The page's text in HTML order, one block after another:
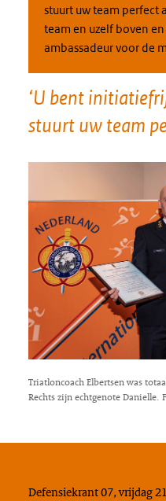
stuurt uw team perfect
team en uzelf boven
ambassadeur voor de
‘U bent
stuurt uw team
Triatloncoach Elbertsen was
Rechts zijn echtgenote Danielle.
Defensiekrant 07, vrijdag